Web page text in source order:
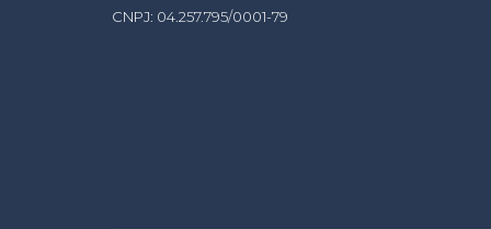
CNPJ: 04.257.795/0001-79